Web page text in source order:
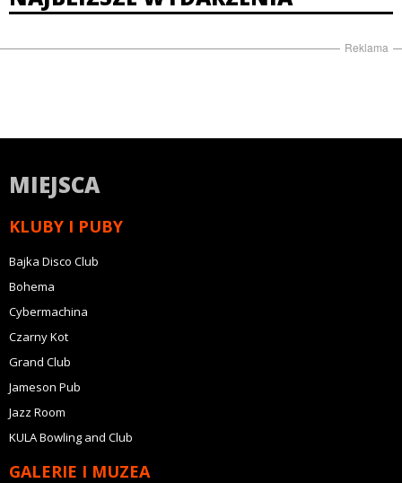
Reklama
MIEJSCA
KLUBY I PUBY
Bajka Disco Club
Bohema
Cybermachina
Czarny Kot
Grand Club
Jameson Pub
Jazz Room
KULA Bowling and Club
GALERIE I MUZEA